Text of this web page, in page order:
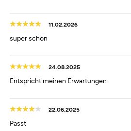
11.02.2026
super schön
24.08.2025
Entspricht meinen Erwartungen
22.06.2025
Passt